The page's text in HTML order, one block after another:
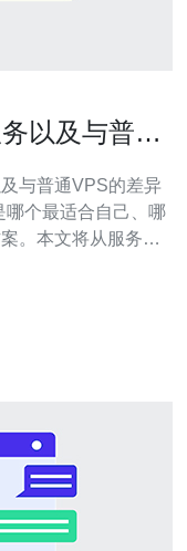
以及与普通
与普通VPS的差异
哪个最适合自己、哪
。本文将从服务类
通VPS进行对比，